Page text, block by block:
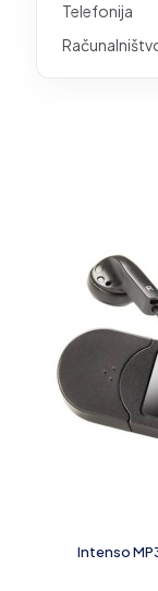
Telefonija
Intenso